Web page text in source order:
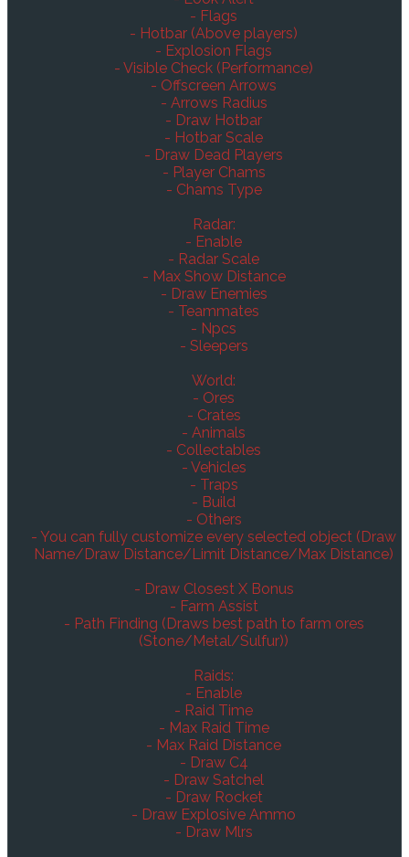
- Flags
- Hotbar (Above players)
- Explosion Flags
- Visible Check (Performance)
- Offscreen Arrows
- Arrows Radius
- Draw Hotbar
- Hotbar Scale
- Draw Dead Players
- Player Chams
- Chams Type
Radar:
- Enable
- Radar Scale
- Max Show Distance
- Draw Enemies
- Teammates
- Npcs
- Sleepers
World:
- Ores
- Crates
- Animals
- Collectables
- Vehicles
- Traps
- Build
- Others
- You can fully customize every selected object (Draw
Name/Draw Distance/Limit Distance/Max Distance)
- Draw Closest X Bonus
- Farm Assist
- Path Finding (Draws best path to farm ores
(Stone/Metal/Sulfur))
Raids:
- Enable
- Raid Time
- Max Raid Time
- Max Raid Distance
- Draw C4
- Draw Satchel
- Draw Rocket
- Draw Explosive Ammo
- Draw Mlrs